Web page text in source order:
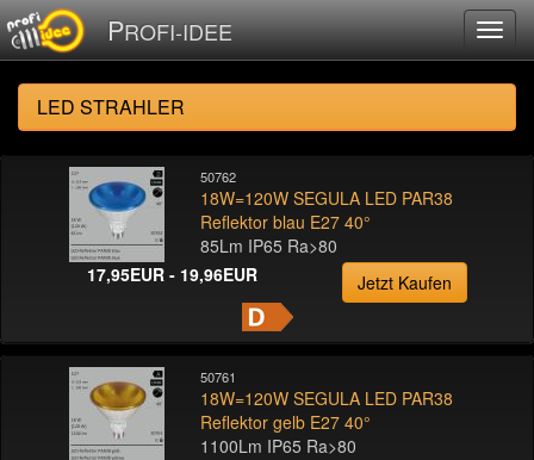
PROFI-IDEE
LED STRAHLER
50762
18W=120W SEGULA LED PAR38
Reflektor blau E27 40°
85Lm IP65 Ra>80
17,95EUR - 19,96EUR
Jetzt Kaufen
50761
18W=120W SEGULA LED PAR38
Reflektor gelb E27 40°
1100Lm IP65 Ra>80